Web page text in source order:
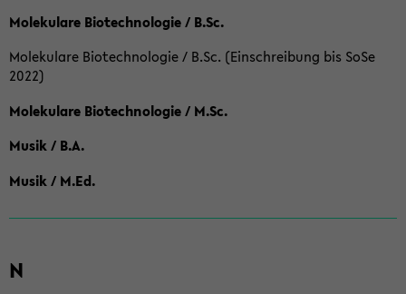
Molekulare Biotechnologie / B.Sc.
Molekulare Biotechnologie / B.Sc. (Einschreibung bis SoSe
2022)
Molekulare Biotechnologie / M.Sc.
Musik / B.A.
Musik / M.Ed.
N